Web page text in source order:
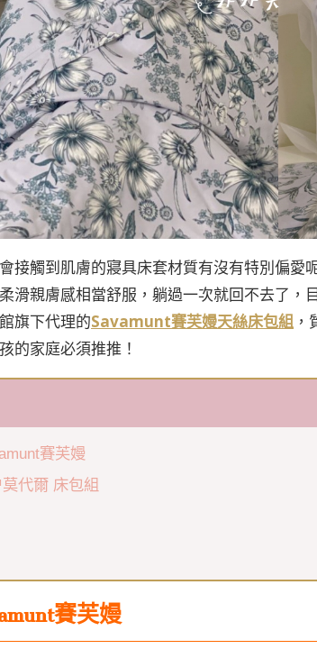
接觸到肌膚的寢具床套材質有沒有特別偏愛
滑親膚感相當舒服，躺過一次就回不去了，
旗下代理的Savamunt賽芙嫚天絲床包組
的家庭必須推推！
賽芙嫚
代爾 床包組
賽芙嫚